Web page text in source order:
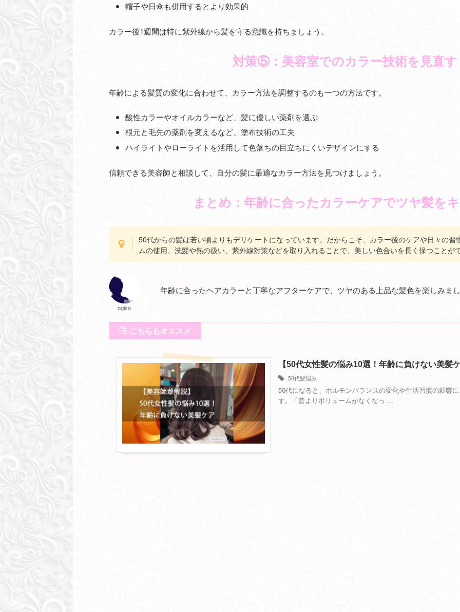
帽子や日傘も併用するとより効果的
カラー後1週間は特に紫外線から髪を守る意識を持ちましょう。
対策⑤：美容室でのカラー技術を見直す
年齢による髪質の変化に合わせて、カラー方法を調整するのも一つの方法です。
酸性カラーやオイルカラーなど、髪に優しい薬剤を選ぶ
根元と毛先の薬剤を変えるなど、塗布技術の工夫
ハイライトやローライトを活用して色落ちの目立ちにくいデザインにする
信頼できる美容師と相談して、自分の髪に最適なカラー方法を見つけましょう。
まとめ：年齢に合ったカラーケアでツヤ髪を
50代からの髪は若い頃よりもデリケートになっています。だからこそ、カラー後のケアや日々の
ムの使用、洗髪や熱の扱い、紫外線対策などを取り入れることで、美しい色合いを長く保つことが
ogiso
年齢に合ったヘアカラーと丁寧なアフターケアで、ツヤのある上品な髪色を楽しみま
こちらもオススメ
【50代女性髪の悩み10選！年齢に負けない美髪
50代髪悩み
50代になると、ホルモンバランスの変化や生活習慣の影響
す。「昔よりボリュームがなくなっ ...